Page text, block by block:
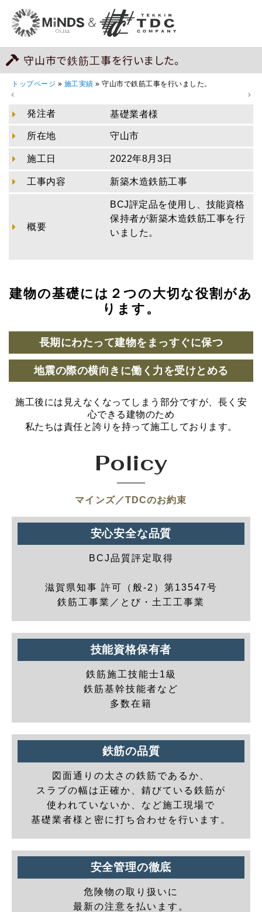
守山市で鉄筋工事を行いました。
トップページ » 施工実績 » 守山市で鉄筋工事を行いました。
発注者 基礎業者様
所在地 守山市
施工日 2022年8月3日
工事内容 新築木造鉄筋工事
概要
BCJ評定品を使用し、技能資格
保持者が新築木造鉄筋工事を行
いました。
建物の基礎には２つの大切な役割があ
ります。
長期にわたって建物をまっすぐに保つ
地震の際の横向きに働く力を受けとめる
施工後には見えなくなってしまう部分ですが、長く安
心できる建物のため
私たちは責任と誇りを持って施工しております。
Policy
マインズ／TDCのお約束
安心安全な品質
BCJ品質評定取得
滋賀県知事 許可（般-2）第13547号
鉄筋工事業／とび・土工工事業
技能資格保有者
鉄筋施工技能士1級
鉄筋基幹技能者など
多数在籍
鉄筋の品質
図面通りの太さの鉄筋であるか、
スラブの幅は正確か、錆びている鉄筋が
使われていないか、など施工現場で
基礎業者様と密に打ち合わせを行います。
安全管理の徹底
危険物の取り扱いに
最新の注意を払います。